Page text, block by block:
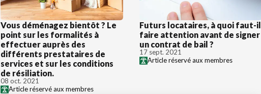
Vous déménagez bientôt ? Le
point sur les formalités à
effectuer auprès des
différents prestataires de
services et sur les conditions
de résiliation.
08 oct. 2021
Article réservé aux membres
Futurs locataires, à quoi faut-il
faire attention avant de signer
un contrat de bail ?
17 sept. 2021
Article réservé aux membres